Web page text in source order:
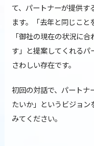
て、パートナーが提供す
ます。「去年と同じこと
「御社の現在の状況に
す」と提案してくれる
さわしい存在です。
初回の対話で、パートナ
たいか」というビジョン
みてください。